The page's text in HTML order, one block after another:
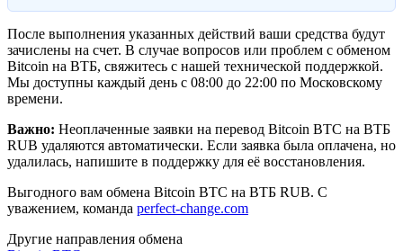
После выполнения указанных действий ваши средства будут
зачислены на счет. В случае вопросов или проблем с обменом
Bitcoin на ВТБ, свяжитесь с нашей технической поддержкой.
Мы доступны каждый день с 08:00 до 22:00 по Московскому
времени.
Важно: Неоплаченные заявки на перевод Bitcoin BTC на ВТБ
RUB удаляются автоматически. Если заявка была оплачена, но
удалилась, напишите в поддержку для её восстановления.
Выгодного вам обмена Bitcoin BTC на ВТБ RUB. С
уважением, команда perfect-change.com
Другие направления обмена